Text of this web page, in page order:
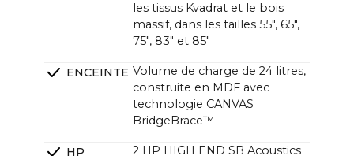
les tissus Kvadrat et le bois
massif, dans les tailles 55", 65",
75", 83" et 85"
ENCEINTE Volume de charge de 24 litres,
construite en MDF avec
technologie CANVAS
BridgeBrace™
HP
2 HP HIGH END SB Acoustics